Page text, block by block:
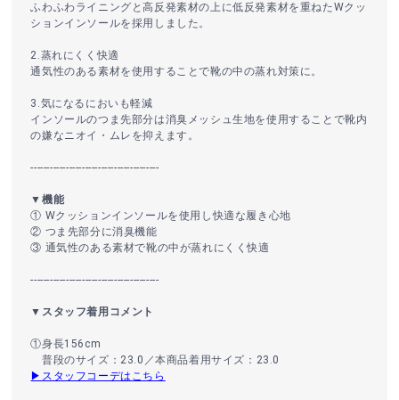
ふわふわライニングと高反発素材の上に低反発素材を重ねたWクッ
ションインソールを採用しました。
2.蒸れにくく快適
通気性のある素材を使用することで靴の中の蒸れ対策に。
3.気になるにおいも軽減
インソールのつま先部分は消臭メッシュ生地を使用することで靴内
の嫌なニオイ・ムレを抑えます。
----------------------------------------
▼機能
① Wクッションインソールを使用し快適な履き心地
② つま先部分に消臭機能
③ 通気性のある素材で靴の中が蒸れにくく快適
----------------------------------------
▼スタッフ着用コメント
①身長156cm
普段のサイズ：23.0／本商品着用サイズ：23.0
▶スタッフコーデはこちら